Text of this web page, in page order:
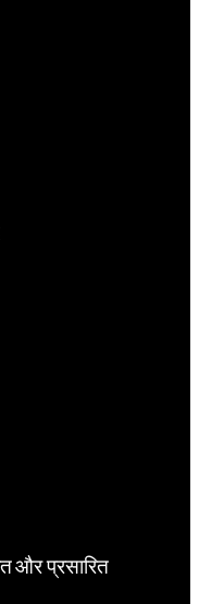
और प्रसारित